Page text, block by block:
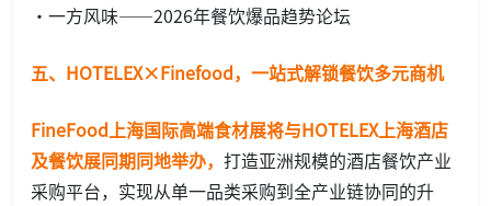
·一方风味——2026年餐饮爆品趋势论坛
五、HOTELEX×Finefood，一站式解锁餐饮多元商机
FineFood上海国际高端食材展将与HOTELEX上海酒店
及餐饮展同期同地举办， 打造亚洲规模的酒店餐饮产业
采购平台，实现从单一品类采购到全产业链协同的升